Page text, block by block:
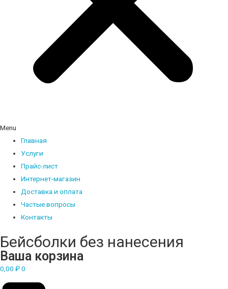
Menu
Главная
Услуги
Прайс-лист
Интернет-магазин
Доставка и оплата
Частые вопросы
Контакты
Бейсболки без нанесения
Ваша корзина
0,00 ₽0